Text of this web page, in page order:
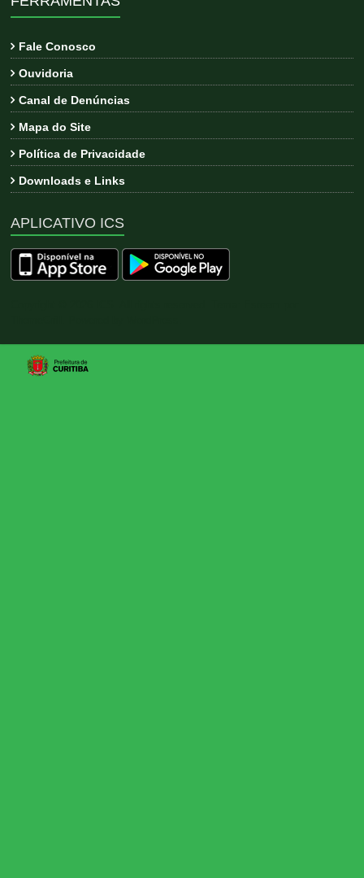
Fale Conosco
Ouvidoria
Canal de Denúncias
Mapa do Site
Política de Privacidade
Downloads e Links
APLICATIVO ICS